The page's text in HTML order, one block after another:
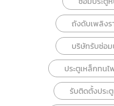
ถังดับเพลิงร
บริษัทรับซ่อ
ประตูเหล็กทนไ
รับติดตั้งประ